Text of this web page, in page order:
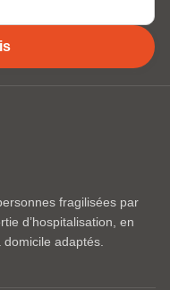
fragilisées par
d’hospitalisation, en
adaptés.